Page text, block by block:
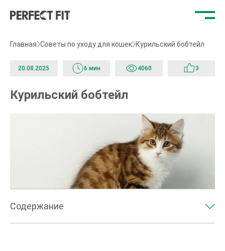
Главная Советы по уходу для кошек Курильский бобтейл
20.08.2025 6 мин 4060 3
Курильский бобтейл
Содержание